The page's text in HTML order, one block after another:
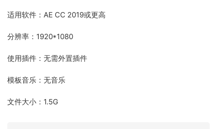
适用软件：AE CC 2019或更高
分辨率：1920*1080
使用插件：无需外置插件
模板音乐：无音乐
文件大小：1.5G